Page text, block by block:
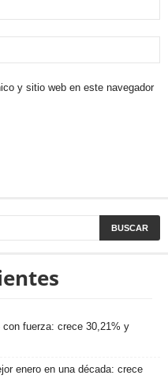
y sitio web en este navegador
con fuerza: crece 30,21% y
enero en una década: crece